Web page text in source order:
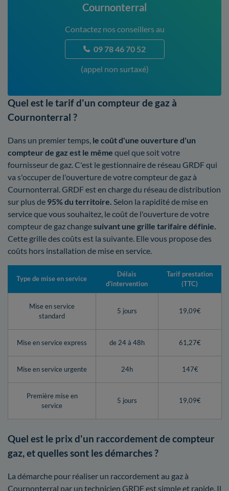
Cournonterral
Contactez nos conseillers au
09 78 46 70 52
(appel non surtaxé)
Quel est le tarif d'un compteur de gaz à
Cournonterral ?
Dans un premier temps, le coût d'une ouverture d'un
compteur de gaz est le même quel que soit votre
fournisseur de gaz. C'est le gestionnaire de réseau GRDF qui
va s'occuper de l'ouverture de votre compteur de gaz à
Cournonterral. GRDF est en charge du réseau de distribution
sur plus de 95% du territoire. Selon la rapidité de mise en
service que vous souhaitez, le coût de l'ouverture de votre
compteur de gaz changesuivant une grille tarifaire définie.
Cette grille des coûts est la suivante. Elle vous propose des
coûts hors installation de mise en service.
Type de mise en service
Délais
d'intervention
Tarif prestation
(TTC)
Mise en service
standard
5 jours 19,09€
Mise en service express de 24 à 48h 61,27€
Mise en service urgente 24h 147€
Première mise en
service
5 jours 19,09€
Quel est le prix d'un raccordement de compteur
gaz, et quelles sont les démarches ?
La démarche pour réaliser un raccordement au gaz à
Cournonterral par un technicien GRDF est simple et rapide. Il